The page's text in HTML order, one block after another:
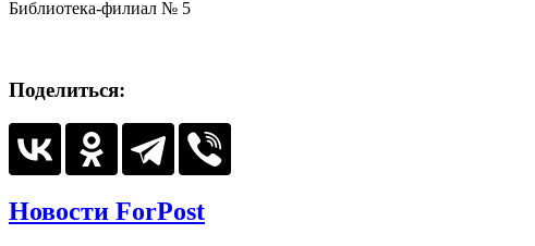
Библиотека-филиал № 5
Поделиться:
Новости ForPost